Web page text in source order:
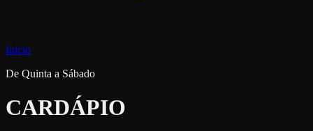
Início
De Quinta a Sábado
CARDÁPIO